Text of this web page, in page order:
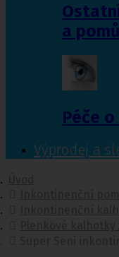
a
Péče
Výprodej a